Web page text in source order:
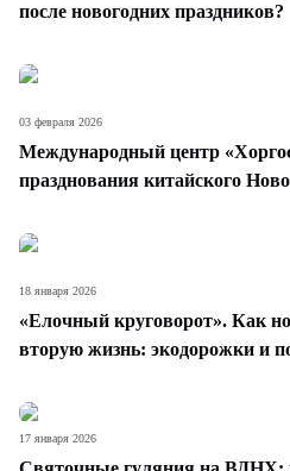
после новогодних праздников?
Международный центр
празднования китайского
03 февраля 2026
«Елочный круговорот». Как
вторую жизнь: экодорожки и
18 января 2026
17 января 2026